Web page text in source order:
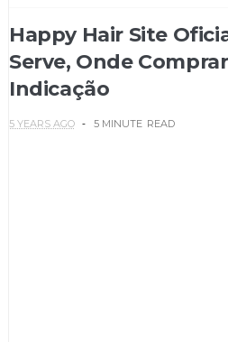
Happy Hair Site
Serve, Onde
Indicação
5 YEARS AGO 5 MINUTE READ